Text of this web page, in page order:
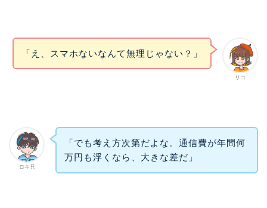
リコ
「え、スマホないなんて無理じゃない？」
ロキ兄
「でも考え方次第だよな。通信費が年間何
万円も浮くなら、大きな差だ」